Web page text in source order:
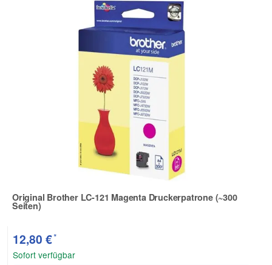
Original Brother LC-121 Magenta Druckerpatrone (~300
Seiten)
Zur Artikelbewertung
12,80 €*
Sofort verfügbar